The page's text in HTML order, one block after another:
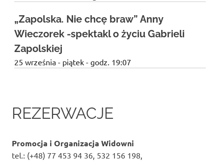
„Zapolska. Nie chcę braw” Anny
Wieczorek -spektakl o życiu Gabrieli
Zapolskiej
25 września - piątek - godz. 19:07
REZERWACJE
Promocja i Organizacja Widowni
tel.: (+48) 77 453 94 36, 532 156 198,